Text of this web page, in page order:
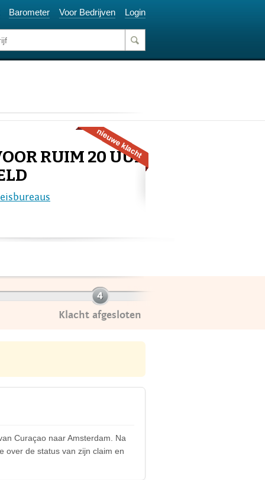
Barometer Voor Bedrijven Login
RUIM 20 UUR
Klacht afgesloten
Curaçao naar Amsterdam. Na
over de status van zijn claim en